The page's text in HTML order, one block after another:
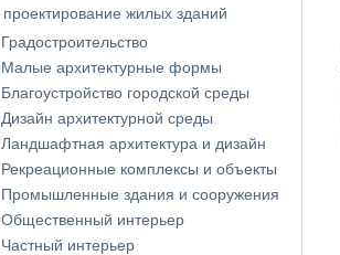
проектирование жилых зданий
Градостроительство
Малые архитектурные формы
Благоустройство городской среды
Дизайн архитектурной среды
Ландшафтная архитектура и дизайн
Рекреационные комплексы и объекты
Промышленные здания и сооружения
Общественный интерьер
Частный интерьер